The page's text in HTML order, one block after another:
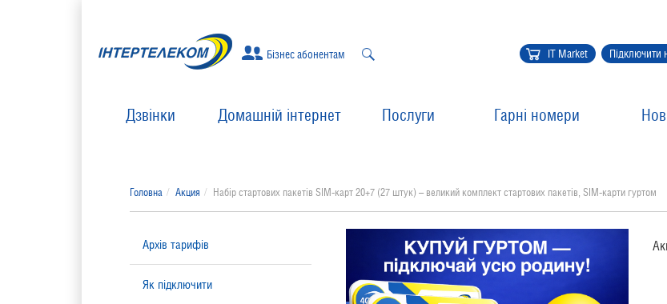
Бізнес абонентам IT Market Підключити
Дзвінки Домашній інтернет Послуги Гарні номери
Головна Акция Набір стартових пакетів SIM-карт 20+7 (27 штук) – великий комплект стартових пакетів, SIM-карти гуртом
Архів тарифів
Як підключити